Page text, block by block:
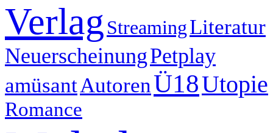
Verlag StreamingLiteratur
NeuerscheinungPetplay
amüsantAutorenÜ18Utopie
Romance